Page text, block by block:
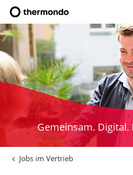
Gemeinsam. Digital.
Jobs im Vertrieb